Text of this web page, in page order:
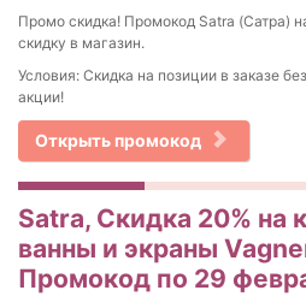
Промо скидка! Промокод Satra (Сатра)
скидку в магазин.
Условия: Скидка на позиции в заказе без
акции!
Открыть промокод
Satra, Скидка 20% на
ванны и экраны
Промокод по 29